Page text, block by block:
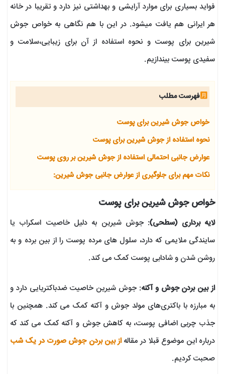
فواید بسیاری برای موارد آرایشی و بهداشتی نیز دارد و تقریبا در خانه
هر ایرانی هم یافت میشود. در این با هم نگاهی به خواص جوش
شیرین برای پوست و نحوه استفاده از آن برای زیبایی،سلامت و
سفیدی پوست بیندازیم.
فهرست مطلب
خواص جوش شیرین برای پوست
نحوه استفاده از جوش شیرین برای پوست
عوارض جانبی احتمالی استفاده از جوش شیرین بر روی پوست
نکات مهم برای جلوگیری از عوارض جانبی جوش شیرین:
خواص جوش شیرین برای پوست
لایه برداری (سطحی): جوش شیرین به دلیل خاصیت اسکراب یا
سایندگی ملایمی که دارد، سلول های مرده پوست را از بین برده و به
روشن شدن و شادابی پوست کمک می کند.
از بین بردن جوش و آکنه: جوش شیرین خاصیت ضدباکتریایی دارد و
به مبارزه با باکتری‌های مولد جوش و آکنه کمک می کند. همچنین با
جذب چربی اضافی پوست، به کاهش جوش و آکنه کمک می کند که
درباره این موضوع قبلا در مقالهاز بین بردن جوش صورت در یک شب
صحبت کردیم.